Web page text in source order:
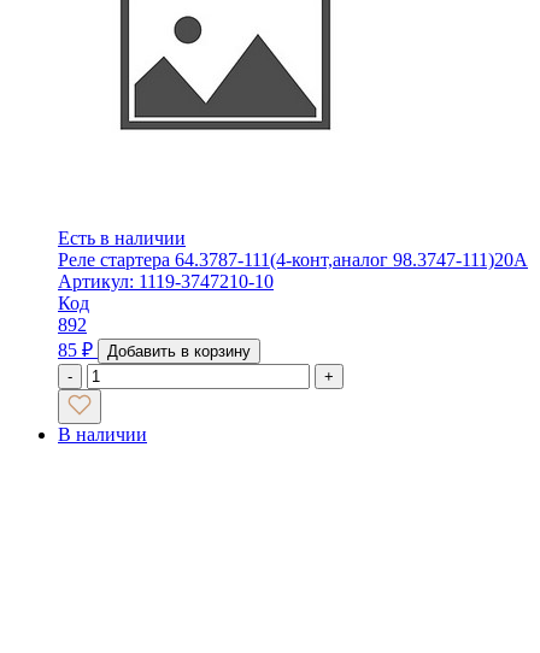
Есть в наличии
Реле стартера 64.3787-111(4-конт,аналог 98.3747-111)20А
Артикул: 1119-3747210-10
Код
892
85 ₽
Добавить в корзину
-
+
В наличии